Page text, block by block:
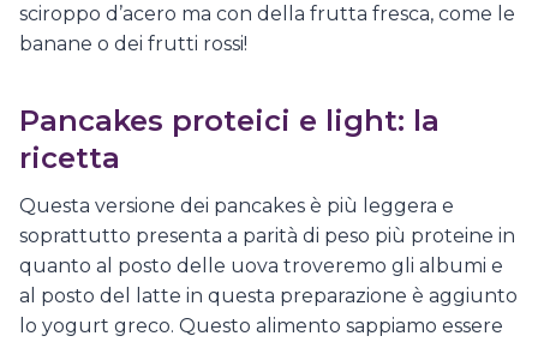
sciroppo d’acero ma con della frutta fresca, come le
banane o dei frutti rossi!
Pancakes proteici e light: la
ricetta
Questa versione dei pancakes è più leggera e
soprattutto presenta a parità di peso più proteine in
quanto al posto delle uova troveremo gli albumi e
al posto del latte in questa preparazione è aggiunto
lo yogurt greco. Questo alimento sappiamo essere